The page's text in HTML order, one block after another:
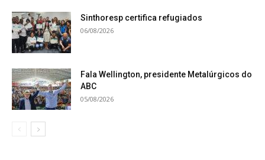
Sinthoresp certifica refugiados
06/08/2026
Fala Wellington, presidente Metalúrgicos do
ABC
05/08/2026